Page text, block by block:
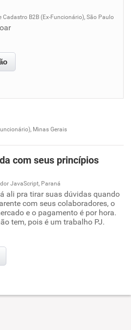
empresa
B2B (Ex-Funcionário), São Paulo
Minas Gerais
com seus princípios
JavaScript, Paraná
ali pra tirar suas dúvidas quando
com seus colaboradores, o
e o pagamento é por hora.
tem, pois é um trabalho PJ.